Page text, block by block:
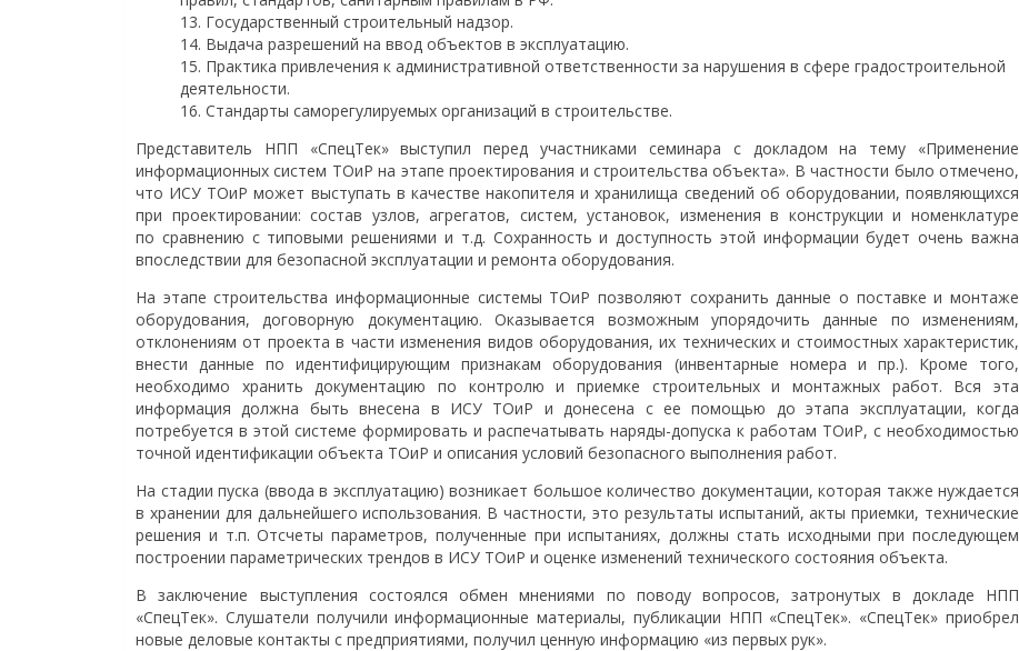
Государственный строительный надзор.
Выдача разрешений на ввод объектов в эксплуатацию.
Практика привлечения к административной ответственности за нарушения в сфере градостроительной
деятельности.
Стандарты саморегулируемых организаций в строительстве.
Представитель НПП «СпецТек» выступил перед участниками семинара с докладом на тему «Применение
информационных систем ТОиР на этапе проектирования и строительства объекта». В частности было отмечено,
что ИСУ ТОиР может выступать в качестве накопителя и хранилища сведений об оборудовании, появляющихся
при проектировании: состав узлов, агрегатов, систем, установок, изменения в конструкции и номенклатуре
по сравнению с типовыми решениями и т.д. Сохранность и доступность этой информации будет очень важна
впоследствии для безопасной эксплуатации и ремонта оборудования.
На этапе строительства информационные системы ТОиР позволяют сохранить данные о поставке и монтаже
оборудования, договорную документацию. Оказывается возможным упорядочить данные по изменениям,
отклонениям от проекта в части изменения видов оборудования, их технических и стоимостных характеристик,
внести данные по идентифицирующим признакам оборудования (инвентарные номера и пр.). Кроме того,
необходимо хранить документацию по контролю и приемке строительных и монтажных работ. Вся эта
информация должна быть внесена в ИСУ ТОиР и донесена с ее помощью до этапа эксплуатации, когда
потребуется в этой системе формировать и распечатывать наряды-допуска к работам ТОиР, с необходимостью
точной идентификации объекта ТОиР и описания условий безопасного выполнения работ.
На стадии пуска (ввода в эксплуатацию) возникает большое количество документации, которая также нуждается
в хранении для дальнейшего использования. В частности, это результаты испытаний, акты приемки, технические
решения и т.п. Отсчеты параметров, полученные при испытаниях, должны стать исходными при последующем
построении параметрических трендов в ИСУ ТОиР и оценке изменений технического состояния объекта.
В заключение выступления состоялся обмен мнениями по поводу вопросов, затронутых в докладе НПП
«СпецТек». Слушатели получили информационные материалы, публикации НПП «СпецТек». «СпецТек» приобрел
новые деловые контакты с предприятиями, получил ценную информацию «из первых рук».